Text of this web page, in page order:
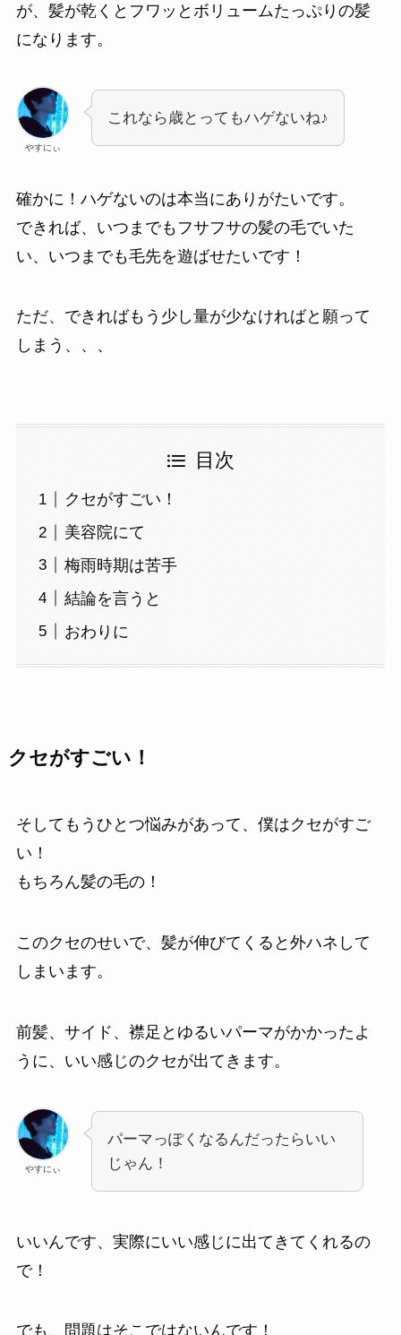
が、髪が乾くとフワッとボリュームたっぷりの髪
になります。
やすにぃ
これなら歳とってもハゲないね♪
確かに！ハゲないのは本当にありがたいです。
できれば、いつまでもフサフサの髪の毛でいた
い、いつまでも毛先を遊ばせたいです！
ただ、できればもう少し量が少なければと願って
しまう、、、
目次
クセがすごい！
美容院にて
梅雨時期は苦手
結論を言うと
おわりに
クセがすごい！
そしてもうひとつ悩みがあって、僕はクセがすご
い！
もちろん髪の毛の！
このクセのせいで、髪が伸びてくると外ハネして
しまいます。
前髪、サイド、襟足とゆるいパーマがかかったよ
うに、いい感じのクセが出てきます。
やすにぃ
パーマっぽくなるんだったらいい
じゃん！
いいんです、実際にいい感じに出てきてくれるの
で！
でも、問題はそこではないんです！